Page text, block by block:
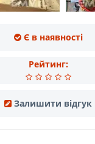
Є в наявності
Рейтинг:
Залишити відгук